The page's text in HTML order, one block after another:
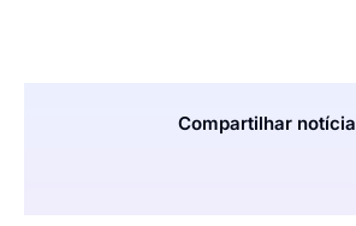
Compartilhar